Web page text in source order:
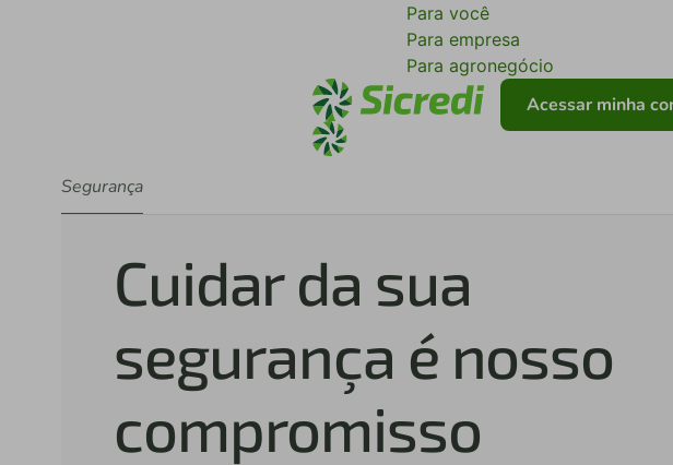
Para você
Para empresa
Para agronegócio
Acessar minha
Segurança
Cuidar da sua
segurança é nosso
compromisso